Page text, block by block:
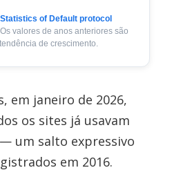
of Default protocol
valores de anos anteriores são
de crescimento.
em janeiro de 2026,
os sites já usavam
um salto expressivo
em 2016.